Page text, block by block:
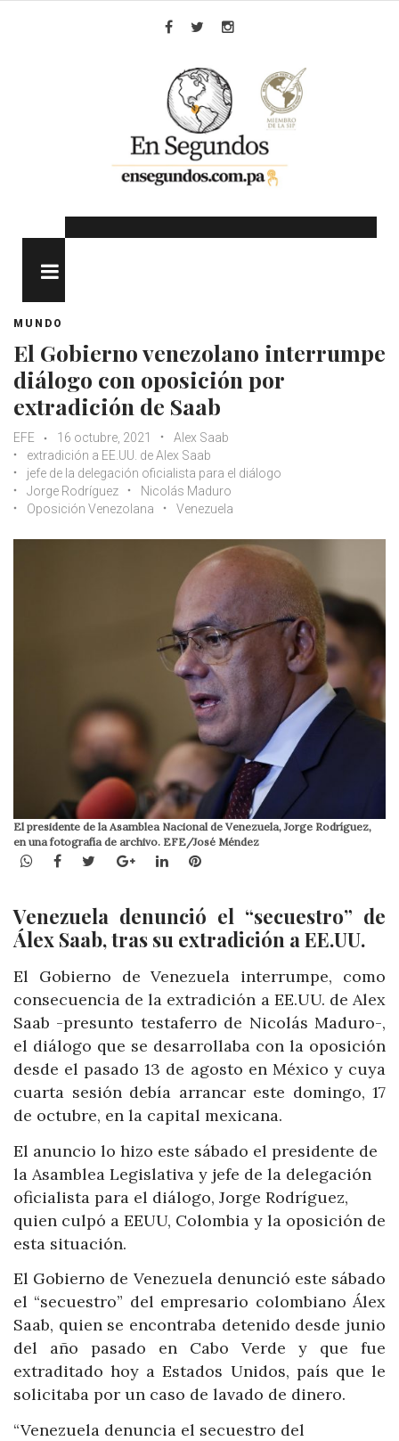
MUNDO
El Gobierno venezolano interrumpe
diálogo con oposición por
extradición de Saab
EFE 16 octubre, 2021
Alex Saab
extradición a EE.UU. de Alex Saab
jefe de la delegación oficialista para el diálogo
Jorge Rodríguez
Nicolás Maduro
Oposición Venezolana
Venezuela
El presidente de la Asamblea Nacional de Venezuela, Jorge Rodríguez,
en una fotografía de archivo. EFE/José Méndez
WhatsApp
Facebook
TwitterGoogle+LinkedInPinterest
Venezuela denunció el “secuestro” de
Álex Saab, tras su extradición a EE.UU.
El Gobierno de Venezuela interrumpe, como
consecuencia de la extradición a EE.UU. de Alex
Saab -presunto testaferro de Nicolás Maduro-,
el diálogo que se desarrollaba con la oposición
desde el pasado 13 de agosto en México y cuya
cuarta sesión debía arrancar este domingo, 17
de octubre, en la capital mexicana.
El anuncio lo hizo este sábado el presidente de
la Asamblea Legislativa y jefe de la delegación
oficialista para el diálogo, Jorge Rodríguez,
quien culpó a EEUU, Colombia y la oposición de
esta situación.
El Gobierno de Venezuela denunció este sábado
el “secuestro” del empresario colombiano Álex
Saab, quien se encontraba detenido desde junio
del año pasado en Cabo Verde y que fue
extraditado hoy a Estados Unidos, país que le
solicitaba por un caso de lavado de dinero.
“Venezuela denuncia el secuestro del